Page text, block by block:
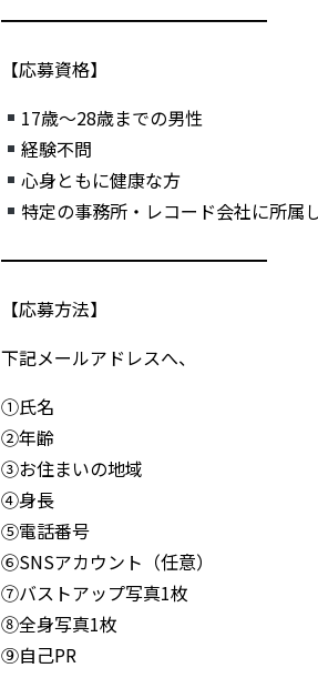
━━━━━━━━━━━━━━━
【応募資格】
17歳〜28歳までの男性
経験不問
心身ともに健康な方
特定の事務所・レコード会社に所属
━━━━━━━━━━━━━━━
【応募方法】
下記メールアドレスへ、
①氏名
②年齢
③お住まいの地域
④身長
⑤電話番号
⑥SNSアカウント（任意）
⑦バストアップ写真1枚
⑧全身写真1枚
⑨自己PR